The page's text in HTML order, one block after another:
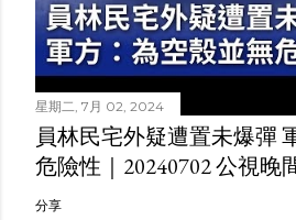
星期二, 7月 02, 2024
員林民宅外疑遭置未爆彈
危險性｜20240702 公視晚
分享